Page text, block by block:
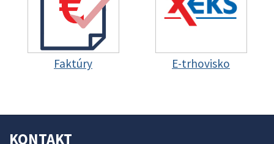
Faktúry E-trhovisko
KONTAKT